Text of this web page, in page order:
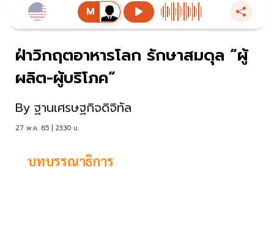
ฝ่าวิกฤตอาหารโลก รักษาสมดุล “ผู้
ผลิต-ผู้บริโภค”
By ฐานเศรษฐกิจดิจิทัล
27 พ.ค. 65 | 23:30 น.
บทบรรณาธิการ